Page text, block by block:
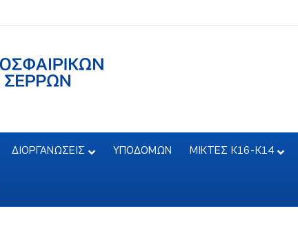
ΔΙΟΡΓΑΝΩΣΕΙΣ ΥΠΟΔΟΜΩΝ ΜΙΚΤΕΣ Κ16-Κ14